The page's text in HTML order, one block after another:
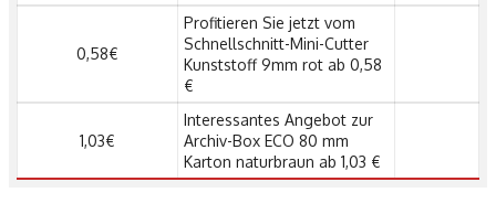
0,58€
Profitieren Sie jetzt vom
Schnellschnitt-Mini-Cutter
Kunststoff 9mm rot ab 0,58
€
1,03€
Interessantes Angebot zur
Archiv-Box ECO 80 mm
Karton naturbraun ab 1,03 €